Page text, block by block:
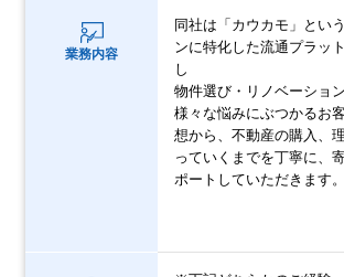
業務内容
同社は「カウカモ」とい
ンに特化した流通プラッ
し
物件選び・リノベーショ
様々な悩みにぶつかるお
想から、不動産の購入、
っていくまでを丁寧に、
ポートしていただきます。